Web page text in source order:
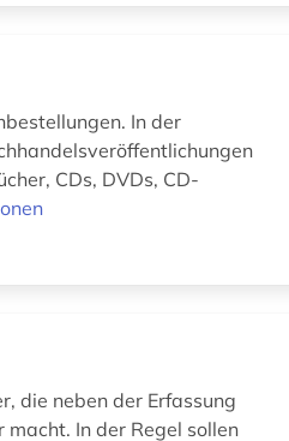
In der
CDs, DVDs, CD-
die neben der Erfassung
In der Regel sollen